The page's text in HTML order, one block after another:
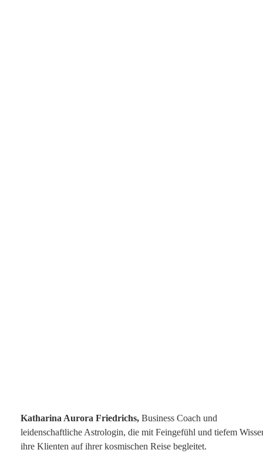
Katharina Aurora Friedrichs, Business Coach und
leidenschaftliche Astrologin, die mit Feingefühl und tiefem
ihre Klienten auf ihrer kosmischen Reise begleitet.